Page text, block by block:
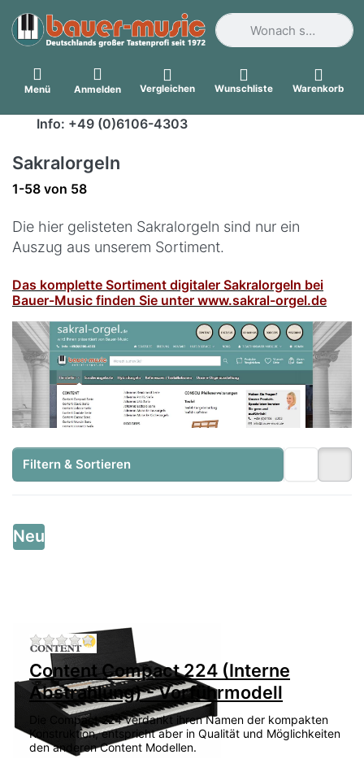
Geben Sie einen
Menü Anmelden Vergleichen Wunschliste Warenkorb
Info: +49 (0)6106-4303
Sakralorgeln
Suchergebnisse:
1-58 von 58
Die hier gelisteten Sakralorgeln sind nur ein
Auszug aus unserem Sortiment.
Das komplette Sortiment digitaler Sakralorgeln bei
Bauer-Music finden Sie unter www.sakral-orgel.de
Filtern & Sortieren
Neu
Zu diesem Produkt liegen noch keine
Content Compact 224 (Interne
Abstrahlung) - Vorführmodell
Die Compact 224 verdankt ihren Namen der kompakten
Konstruktion, entspricht aber in Qualität und Möglichkeiten
den anderen Content Modellen.